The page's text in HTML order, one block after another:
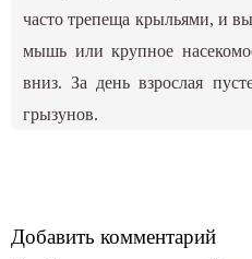
часто трепеща крыльями, и
мышь или крупное
вниз. За день взрослая
грызунов.
Добавить комментарий